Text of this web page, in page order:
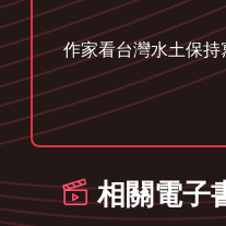
作家看台灣水土保持
相關電子